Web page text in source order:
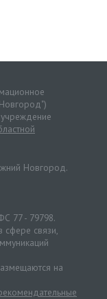
Новгород.
77 - 79798.
связи,
на